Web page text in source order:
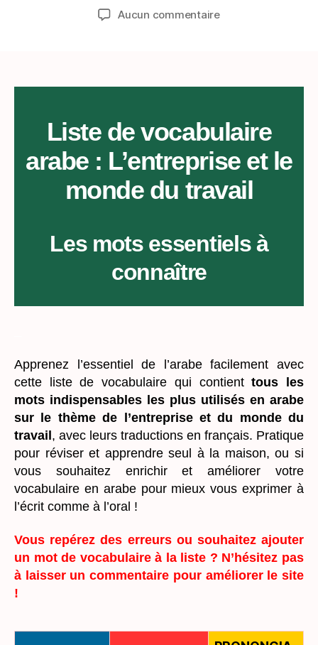
l’article
Aucun commentairesur
le
monde
du
travail
Liste de vocabulaire
arabe : L’entreprise et le
monde du travail
Les mots essentiels à
connaître
Apprenez l’essentiel de l’arabe facilement avec
cette liste de vocabulaire qui contienttous les
mots indispensables les plus utilisés en arabe
sur le thème de l’entreprise et du monde du
travail, avec leurs traductions en français. Pratique
pour réviser et apprendre seul à la maison, ou si
vous souhaitez enrichir et améliorer votre
vocabulaire en arabe pour mieux vous exprimer à
l’écrit comme à l’oral !
Vous repérez des erreurs ou souhaitez ajouter
un mot de vocabulaire à la liste ? N’hésitez pas
à laisser un commentaire pour améliorer le site
!